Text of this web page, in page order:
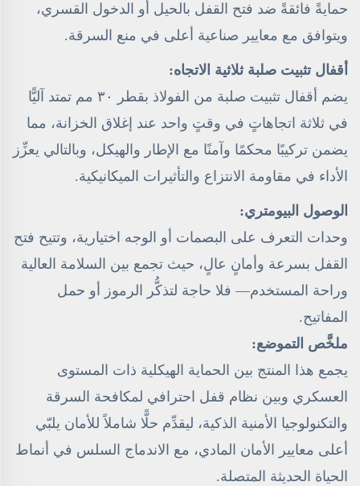
حمايةً فائقةً ضد فتح القفل بالحيل أو الدخول القسري،
ويتوافق مع معايير صناعية أعلى في منع السرقة.
أقفال تثبيت صلبة ثلاثية الاتجاه:
يضم أقفال تثبيت صلبة من الفولاذ بقطر ٣٠ مم تمتد آليًّا
في ثلاثة اتجاهاتٍ في وقتٍ واحد عند إغلاق الخزانة، مما
يضمن تركيبًا محكمًا وآمنًا مع الإطار والهيكل، وبالتالي يعزِّز
الأداء في مقاومة الانتزاع والتأثيرات الميكانيكية.
الوصول البيومتري:
وحدات التعرف على البصمات أو الوجه اختيارية، وتتيح فتح
القفل بسرعة وأمانٍ عالٍ، حيث تجمع بين السلامة العالية
وراحة المستخدم— فلا حاجة لتذكُّر الرموز أو حمل
المفاتيح.
ملخَّص التموضع:
يجمع هذا المنتج بين الحماية الهيكلية ذات المستوى
العسكري وبين نظام قفل احترافي لمكافحة السرقة
والتكنولوجيا الأمنية الذكية، ليقدِّم حلًّا شاملاً للأمان يلبّي
أعلى معايير الأمان المادي، مع الاندماج السلس في أنماط
الحياة الحديثة المتصلة.